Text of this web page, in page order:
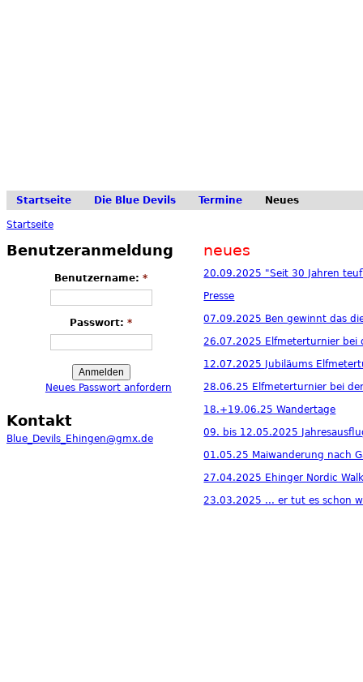
Startseite Die Blue Devils Termine Neues
Startseite
neues
20.09.2025 "Seit 30 Jahren
Presse
07.09.2025 Ben gewinnt das
26.07.2025 Elfmeterturnier bei
12.07.2025 Jubiläums
28.06.25 Elfmeterturnier bei
18.+19.06.25 Wandertage
09. bis 12.05.2025
01.05.25 Maiwanderung nach
27.04.2025 Ehinger Nordic
23.03.2025 ... er tut es schon
Benutzeranmeldung
Benutzername:*
Passwort:*
Neues Passwort anfordern
Kontakt
Blue_Devils_Ehingen@gmx.de